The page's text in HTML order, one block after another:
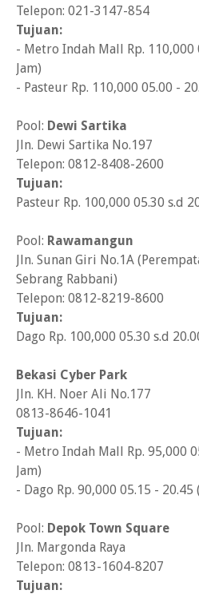
Telepon: 021-3147-854
Tujuan:
- Metro Indah Mall Rp. 110,000
Jam)
- Pasteur Rp. 110,000 05.00 -
Pool: Dewi Sartika
Jln. Dewi Sartika No.197
Telepon: 0812-8408-2600
Tujuan:
Pasteur Rp. 100,000 05.30 s.d
Pool: Rawamangun
Jln. Sunan Giri No.1A
Sebrang Rabbani)
Telepon: 0812-8219-8600
Tujuan:
Dago Rp. 100,000 05.30 s.d
Bekasi Cyber Park
Jln. KH. Noer Ali No.177
0813-8646-1041
Tujuan:
- Metro Indah Mall Rp. 95,000
Jam)
- Dago Rp. 90,000 05.15 - 20.45
Pool: Depok Town Square
Jln. Margonda Raya
Telepon: 0813-1604-8207
Tujuan: